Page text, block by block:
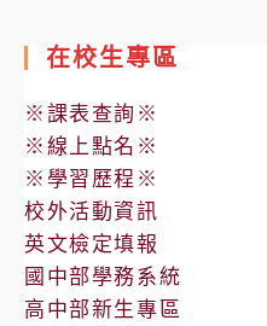
在校生專區
※課表查詢※
※線上點名※
※學習歷程※
校外活動資訊
英文檢定填報
國中部學務系統
高中部新生專區